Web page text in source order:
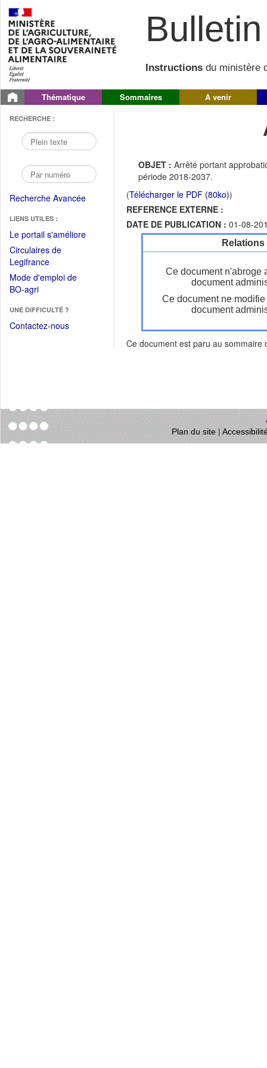
Instructions du ministère
Thématique Sommaires A venir
RECHERCHE :
Recherche Avancée
LIENS UTILES :
Le portail s'améliore(Fichier
Circulaires de
Legifrance(Ouvrir
dans
une
fenêtre)
Mode d'emploi de
BO-agri(Ouvrir
une
nouvelle
UNE DIFFICULTÉ ?
Contactez-nous
OBJET : Arrêté portant
période 2018-2037.
(Télécharger le PDF (80ko))
REFERENCE EXTERNE :
DATE DE PUBLICATION : 01-08-
Ce document n'abroge
document
Ce document ne
document
Ce document est paru au sommaire
Plan du site|